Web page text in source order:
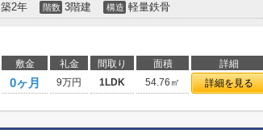
築2年 階数 3階建 構造 軽量鉄骨
敷金 礼金 間取り 面積 詳細
0ヶ月 9万円 1LDK 54.76㎡ 詳細を見る